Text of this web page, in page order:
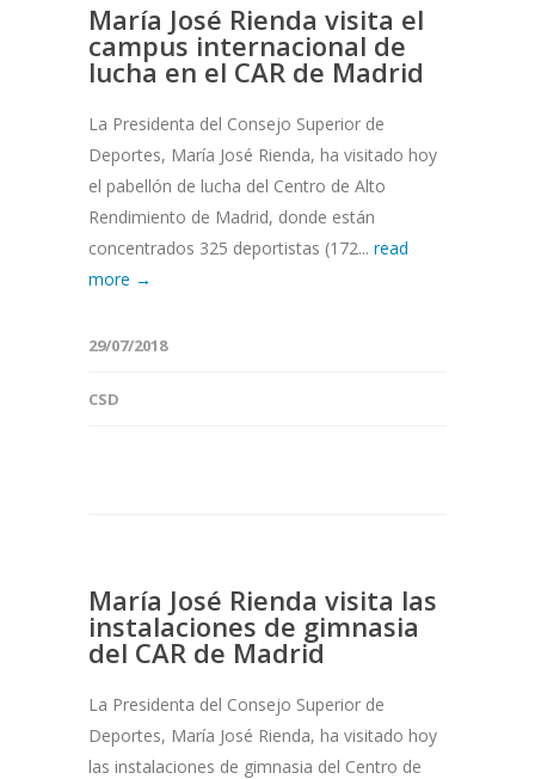
María José Rienda visita el
campus internacional de
lucha en el CAR de Madrid
La Presidenta del Consejo Superior de
Deportes, María José Rienda, ha visitado hoy
el pabellón de lucha del Centro de Alto
Rendimiento de Madrid, donde están
concentrados 325 deportistas (172... read
more →
29/07/2018
CSD
María José Rienda visita las
instalaciones de gimnasia
del CAR de Madrid
La Presidenta del Consejo Superior de
Deportes, María José Rienda, ha visitado hoy
las instalaciones de gimnasia del Centro de